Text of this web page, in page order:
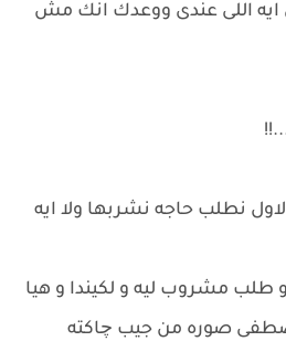
ايه اللى عندى ووعدك انك مش
نطلب حاجه نشربها ولا ايه
مشروب ليه و لكيندا و هيا
صوره من جيب چاكته